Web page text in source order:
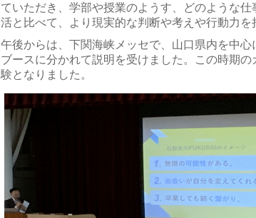
ていただき、学部や授業のようす、どのような
活と比べて、より現実的な判断や考えや行動力を
午後からは、下関海峡メッセで、山口県内を中
ブースに分かれて説明を受けました。この時期
験となりました。